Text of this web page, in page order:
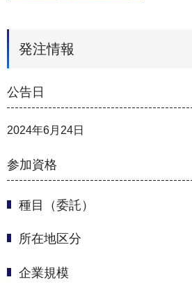
発注情報
公告日
2024年6月24日
参加資格
種目（委託）
所在地区分
企業規模